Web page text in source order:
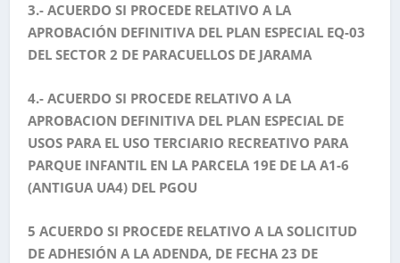
3.- ACUERDO SI PROCEDE RELATIVO A LA
APROBACIÓN DEFINITIVA DEL PLAN ESPECIAL EQ-03
DEL SECTOR 2 DE PARACUELLOS DE JARAMA
4.- ACUERDO SI PROCEDE RELATIVO A LA
APROBACION DEFINITIVA DEL PLAN ESPECIAL DE
USOS PARA EL USO TERCIARIO RECREATIVO PARA
PARQUE INFANTIL EN LA PARCELA 19E DE LA A1-6
(ANTIGUA UA4) DEL PGOU
5 ACUERDO SI PROCEDE RELATIVO A LA SOLICITUD
DE ADHESIÓN A LA ADENDA, DE FECHA 23 DE